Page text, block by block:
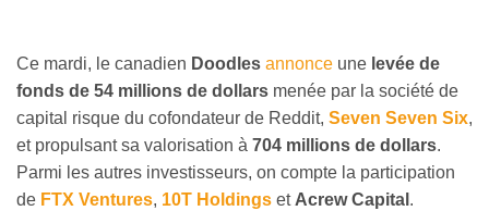
Ce mardi, le canadien Doodles annonce une levée de
fonds de 54 millions de dollars menée par la société de
capital risque du cofondateur de Reddit, Seven Seven Six,
et propulsant sa valorisation à 704 millions de dollars.
Parmi les autres investisseurs, on compte la participation
de FTX Ventures, 10T Holdings et Acrew Capital .